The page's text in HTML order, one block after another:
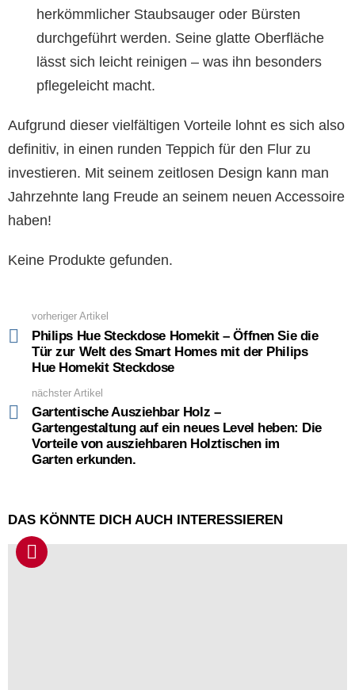
herkömmlicher Staubsauger oder Bürsten
durchgeführt werden. Seine glatte Oberfläche
lässt sich leicht reinigen – was ihn besonders
pflegeleicht macht.
Aufgrund dieser vielfältigen Vorteile lohnt es sich also
definitiv, in einen runden Teppich für den Flur zu
investieren. Mit seinem zeitlosen Design kann man
Jahrzehnte lang Freude an seinem neuen Accessoire
haben!
Keine Produkte gefunden.
more
vorheriger Artikel
Philips Hue Steckdose Homekit – Öffnen Sie die
Tür zur Welt des Smart Homes mit der Philips
Hue Homekit Steckdose
nächster Artikel
Gartentische Ausziehbar Holz –
Gartengestaltung auf ein neues Level heben: Die
Vorteile von ausziehbaren Holztischen im
Garten erkunden.
DAS KÖNNTE DICH AUCH INTERESSIEREN